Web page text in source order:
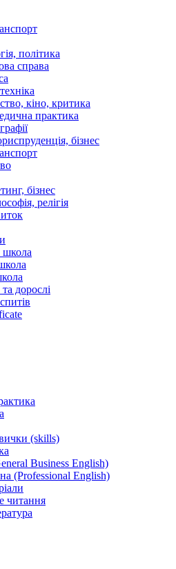
політика
справа
кіно, критика
практика
бізнес
бізнес
релігія
дорослі
(skills)
Business English)
(Professional English)
читання